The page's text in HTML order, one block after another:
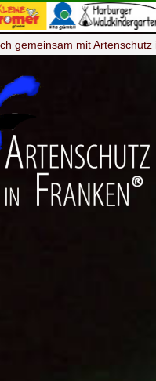
gemeinsam mit